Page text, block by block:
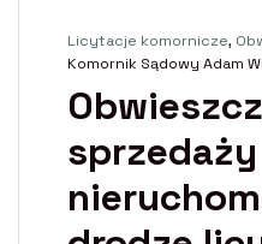
Licytacje komornicze,
Komornik Sądowy Adam
sprzedaży